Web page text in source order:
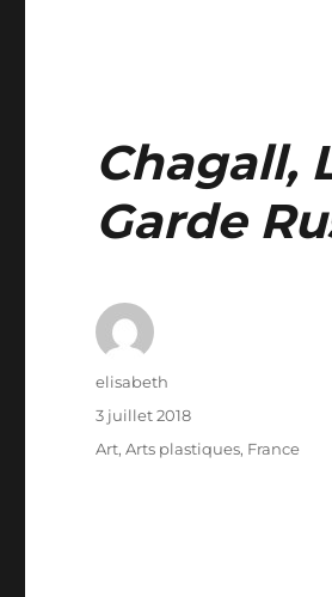
Chagall,
Garde
Auteur
elisabeth
Publié
3 juillet 2018
Catégories
Art,Arts plastiques, France